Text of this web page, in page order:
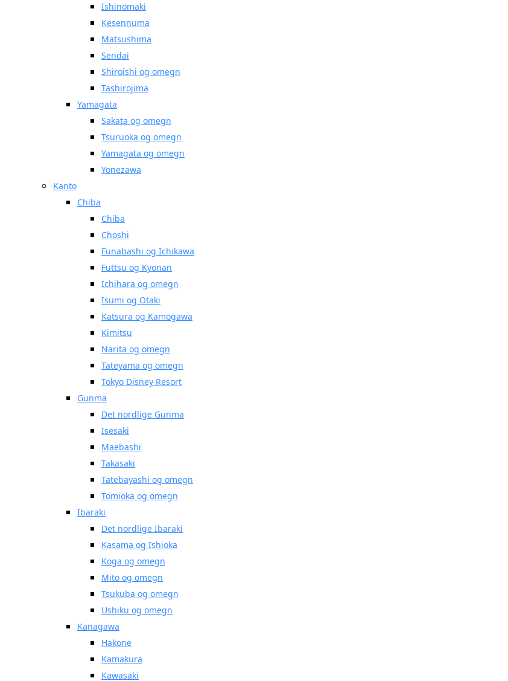
Ishinomaki
Kesennuma
Matsushima
Sendai
Shiroishi og omegn
Tashirojima
Yamagata
Sakata og omegn
Tsuruoka og omegn
Yamagata og omegn
Yonezawa
Kanto
Chiba
Chiba
Choshi
Funabashi og Ichikawa
Futtsu og Kyonan
Ichihara og omegn
Isumi og Otaki
Katsura og Kamogawa
Kimitsu
Narita og omegn
Tateyama og omegn
Tokyo Disney Resort
Gunma
Det nordlige Gunma
Isesaki
Maebashi
Takasaki
Tatebayashi og omegn
Tomioka og omegn
Ibaraki
Det nordlige Ibaraki
Kasama og Ishioka
Koga og omegn
Mito og omegn
Tsukuba og omegn
Ushiku og omegn
Kanagawa
Hakone
Kamakura
Kawasaki